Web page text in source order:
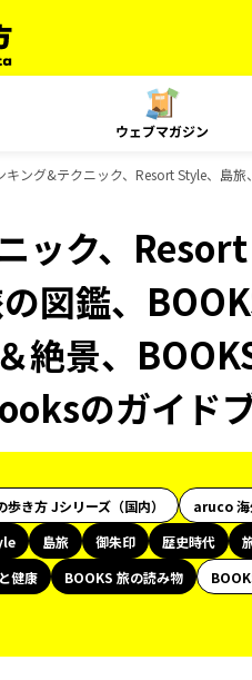
ウェブマガジン
キング&テクニック、Resort Style、島
ック、
図鑑、
絶景、
のガイド
歩き方 Jシリーズ（国内） aruco 海
島旅 御朱印 歴史時代
健康 BOOKS 旅の読み物